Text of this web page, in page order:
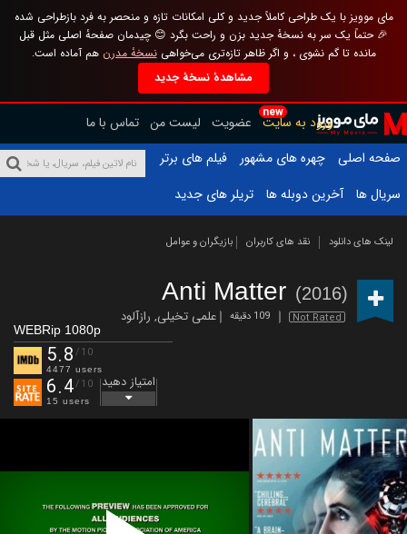
مای موویز با یک طراحی کاملاً جدید و کلی امکانات تازه و منحصر به فرد بازطراحی شده
🎉 حتماً یک سر به نسخهٔ جدید بزن و راحت بگرد 😊 چیدمان صفحهٔ اصلی مثل قبل
مانده تا گم نشوی ، و اگر ظاهر تازه‌تری می‌خواهینسخهٔ مدرن هم آماده است.
مشاهدهٔ نسخهٔ جدید
new
ورود به سایت عضویت لیست من تماس با ما
صفحه اصلی
چهره های مشهور
فیلم های برتر
سریال ها
آخرین دوبله ها تریلر های جدید
لینک های دانلود نقد های کاربران بازیگران و عوامل
Anti Matter (2016)
Not Rated 109 دقیقه علمی تخیلی, رازآلود
WEBRip 1080p
5.8 /10
4477 users
6.4/10
15 users
امتیاز دهید